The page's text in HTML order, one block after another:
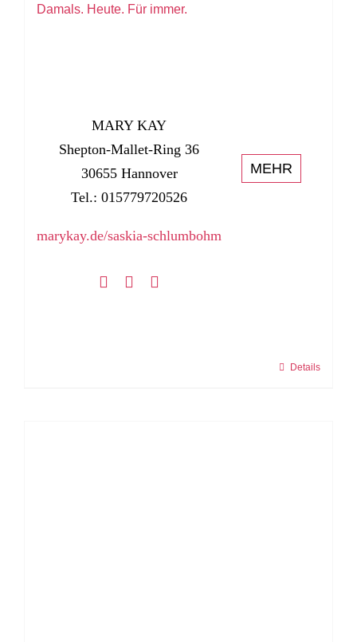
Damals. Heute. Für immer.
MARY KAY
Shepton-Mallet-Ring 36
30655 Hannover
Tel.: 015779720526
marykay.de/saskia-schlumbohm
MEHR
Details